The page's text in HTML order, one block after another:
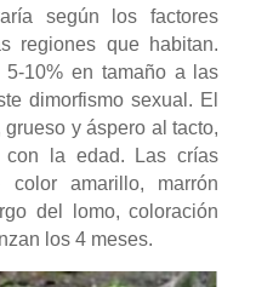
según los factores
regiones que habitan.
5-10% en tamaño a las
dimorfismo sexual. El
y áspero al tacto,
la edad. Las crías
amarillo, marrón
del lomo, coloración
los 4 meses.